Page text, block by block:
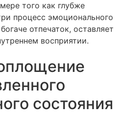
того как глубже
процесс эмоционального
отпечаток, оставляет
восприятии.
состояния